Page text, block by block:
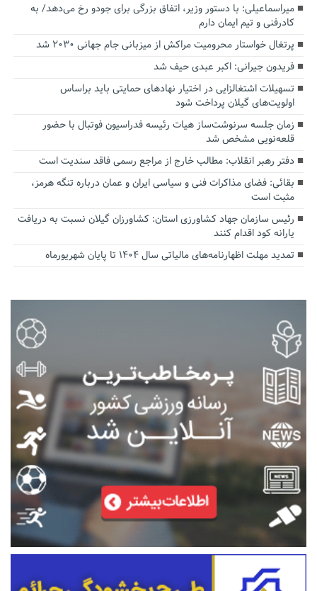
میراسماعیلی: با دستور وزیر، اتفاق بزرگی برای جودو رخ می‌دهد/ به
کادرفنی و تیم ایمان دارم
پرتغال خواستار محرومیت مراکش از میزبانی جام جهانی ۲۰۳۰ شد
فریدون جیرانی: اکبر عبدی حیف شد
تسهیلات اشتغالزایی در اختیار نهادهای حمایتی باید براساس
اولویت‌های گیلان پرداخت شود
زمان جلسه سرنوشت‌ساز هیات رئیسه فدراسیون فوتبال با حضور
قلعه‌نویی مشخص شد
دفتر رهبر انقلاب: مطالب خارج از مراجع رسمی فاقد سندیت است
بقائی: فضای مذاکرات فنی و سیاسی ایران و عمان درباره تنگه هرمز،
مثبت است
رئیس سازمان جهاد کشاورزی استان: کشاورزان گیلان نسبت به دریافت
یارانه کود اقدام کنند
تمدید مهلت اظهارنامه‌های مالیاتی سال ۱۴۰۴ تا پایان شهریورماه